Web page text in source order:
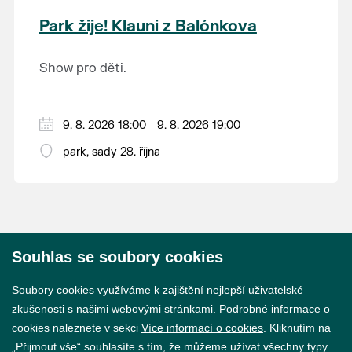
krajina na světě, která je zapsána na Seznam
světového přírodního a kulturního dědictví
Park žije! Klauni z Balónkova
Show pro děti.
9. 8. 2026 18:00 - 9. 8. 2026 19:00
park, sady 28. října
Souhlas se soubory cookies
Soubory cookies využíváme k zajištění nejlepší uživatelské
zkušenosti s našimi webovými stránkami. Podrobné informace o
cookies naleznete v sekci Více informací o cookies . Kliknutím na
„Přijmout vše“ souhlasíte s tím, že můžeme užívat všechny typy